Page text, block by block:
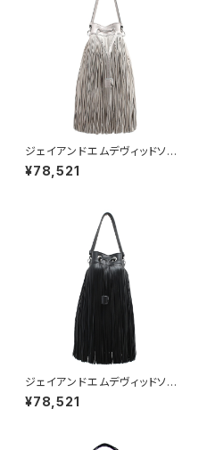
ジェイアンドエムデヴィッドソン
J&M DAVIDSON ショルダーバ
ッグ LFRG-0XX-SCNP-910S
¥78,521
ジェイアンドエムデヴィッドソン
J&M DAVIDSON ショルダーバ
ッグ LFRG-0XX-SCNP-999S
¥78,521